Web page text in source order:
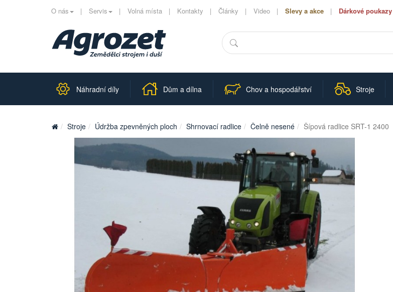
O nás Servis Volná místa Kontakty Články Video Slevy a akce Dárkové poukazy
Hledat
Náhradní díly Dům a dílna Chov a hospodářství Stroje
Stroje Údržba zpevněných ploch Shrnovací radlice Čelně nesené Šípová radlice SRT-1 2400